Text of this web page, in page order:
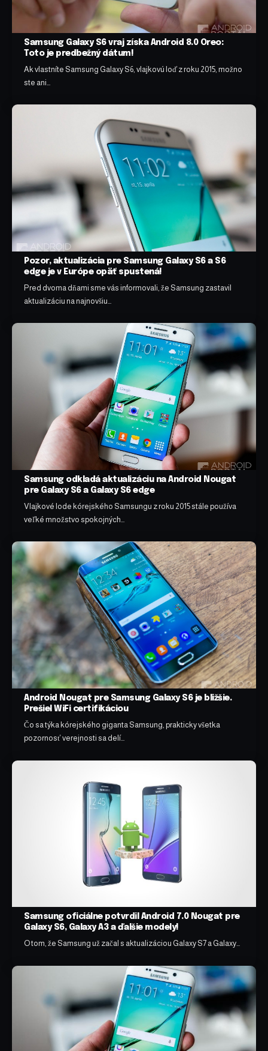
Samsung Galaxy S6 vraj získa Android 8.0 Oreo:
Toto je predbežný dátum!
Ak vlastníte Samsung Galaxy S6, vlajkovú loď z roku 2015, možno
ste ani…
Pozor, aktualizácia pre Samsung Galaxy S6 a S6
edge je v Európe opäť spustená!
Pred dvoma dňami sme vás informovali, že Samsung zastavil
aktualizáciu na najnovšiu…
Samsung odkladá aktualizáciu na Android Nougat
pre Galaxy S6 a Galaxy S6 edge
Vlajkové lode kórejského Samsungu z roku 2015 stále používa
veľké množstvo spokojných…
Android Nougat pre Samsung Galaxy S6 je bližšie.
Prešiel WiFi certifikáciou
Čo sa týka kórejského giganta Samsung, prakticky všetka
pozornosť verejnosti sa delí…
Samsung oficiálne potvrdil Android 7.0 Nougat pre
Galaxy S6, Galaxy A3 a ďalšie modely!
O tom, že Samsung už začal s aktualizáciou Galaxy S7 a Galaxy…